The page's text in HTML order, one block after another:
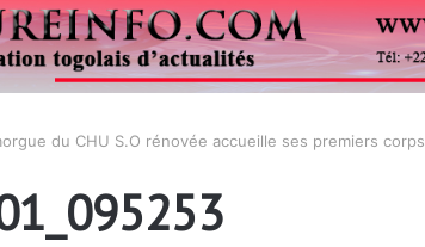
du CHU S.O rénovée accueille ses premiers corps